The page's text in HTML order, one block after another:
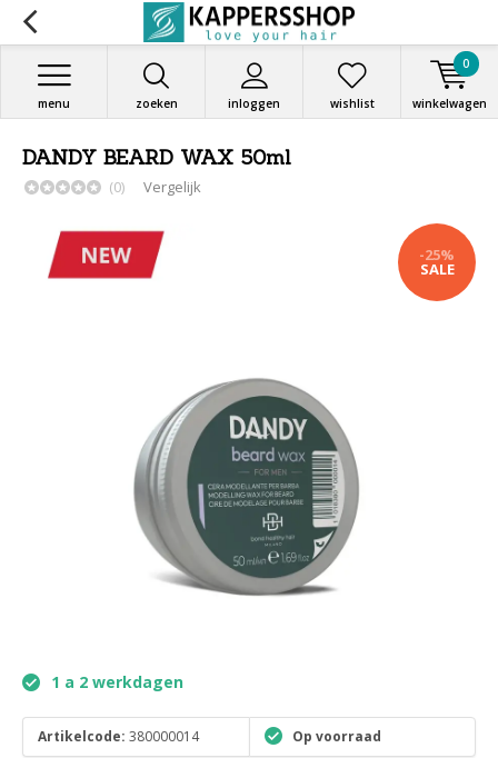
zoeken inloggen
menu wishlist winkelwagen
0
DANDY BEARD WAX 50ml
(0) Vergelijk
-25%
SALE
1 a 2 werkdagen
Artikelcode: 380000014 Op voorraad